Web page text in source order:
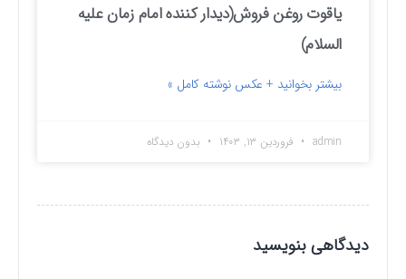
یاقوت روغن فروش(دیدار کننده امام زمان علیه
السلام)
بیشتر بخوانید + عکس نوشته کامل »
admin فروردین ۱۳, ۱۴۰۳ بدون دیدگاه
دیدگاهی بنویسید